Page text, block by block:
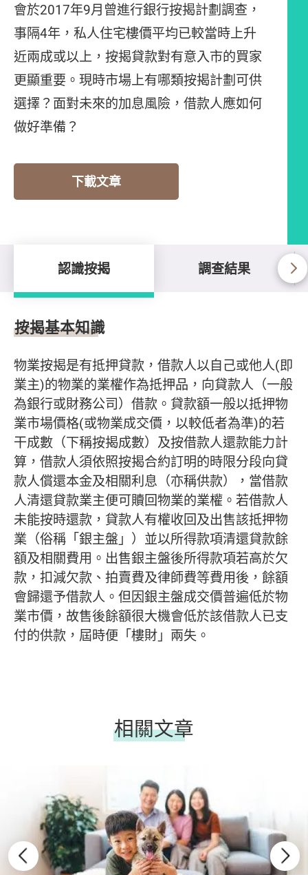
會於2017年9月曾進行銀行按揭計劃調查，
事隔4年，私人住宅樓價平均已較當時上升
近兩成或以上，按揭貸款對有意入市的買家
更顯重要。現時市場上有哪類按揭計劃可供
選擇？面對未來的加息風險，借款人應如何
做好準備？
下載文章
認識按揭 調查結果
認識按揭
按揭基本知識
物業按揭是有抵押貸款，借款人以自己或他人(即
業主)的物業的業權作為抵押品，向貸款人（一般
為銀行或財務公司）借款。貸款額一般以抵押物
業市場價格(或物業成交價，以較低者為準)的若
干成數（下稱按揭成數）及按借款人還款能力計
算，借款人須依照按揭合約訂明的時限分段向貸
款人償還本金及相關利息（亦稱供款），當借款
人清還貸款業主便可贖回物業的業權。若借款人
未能按時還款，貸款人有權收回及出售該抵押物
業（俗稱「銀主盤」）並以所得款項清還貸款餘
額及相關費用。出售銀主盤後所得款項若高於欠
款，扣減欠款、拍賣費及律師費等費用後，餘額
會歸還予借款人。但因銀主盤成交價普遍低於物
業市價，故售後餘額很大機會低於該借款人已支
付的供款，屆時便「樓財」兩失。
相關文章